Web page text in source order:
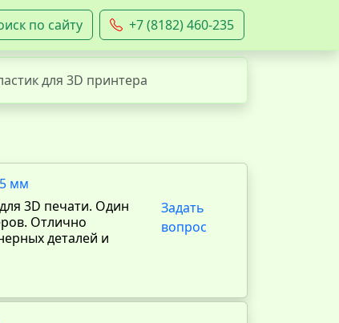
по сайту +7 (8182) 460-235
для 3D принтера
мм
3D печати. Один
Отлично
деталей и
Задать
вопрос